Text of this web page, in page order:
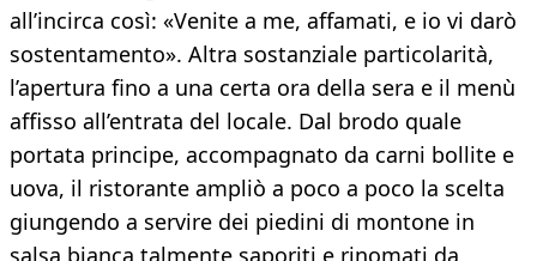
all’incirca così: «Venite a me, affamati, e io vi darò
sostentamento». Altra sostanziale particolarità,
l’apertura fino a una certa ora della sera e il menù
affisso all’entrata del locale. Dal brodo quale
portata principe, accompagnato da carni bollite e
uova, il ristorante ampliò a poco a poco la scelta
giungendo a servire dei piedini di montone in
salsa bianca talmente saporiti e rinomati da